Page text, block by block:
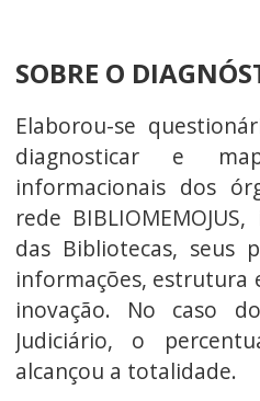
SOBRE O
Elaborou-se
diagnosticar e
informacionais dos
rede
das Bibliotecas, seus
informações, estrutura
inovação. No caso
Judiciário, o
alcançou a totalidade.